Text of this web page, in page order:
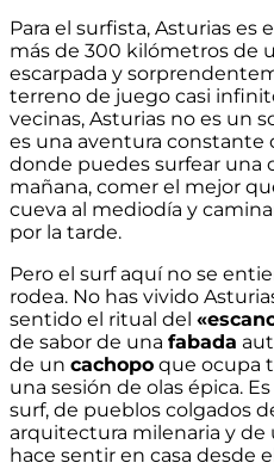
Para el surfista, Asturias es
más de 300 kilómetros de
escarpada y
terreno de juego casi
vecinas, Asturias no es un
es una aventura constante
donde puedes surfear una
mañana, comer el mejor
cueva al mediodía y
por la tarde.
Pero el surf aquí no se
rodea. No has vivido
sentido el ritual del
de sabor de una fabada
de un cachopo que ocupa
una sesión de olas épica.
surf, de pueblos colgados
arquitectura milenaria y
hace sentir en casa desde